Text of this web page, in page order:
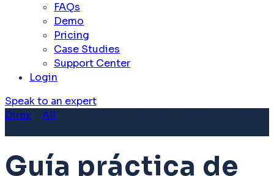
FAQs
Demo
Pricing
Case Studies
Support Center
Login
Speak to an expert
Direx
All
Guía práctica de